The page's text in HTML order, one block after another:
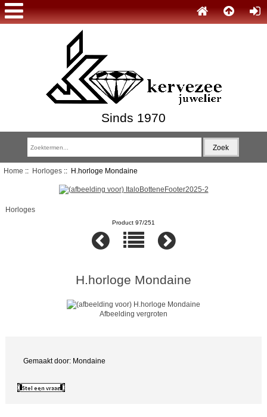
Sinds 1970
Home :: Horloges:: H.horloge Mondaine
Horloges
Product 97/251
H.horloge Mondaine
Afbeelding vergroten
Gemaakt door: Mondaine